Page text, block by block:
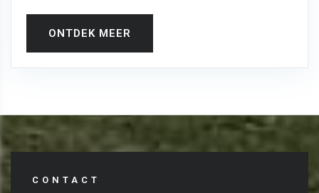
ONTDEK MEER
CONTACT